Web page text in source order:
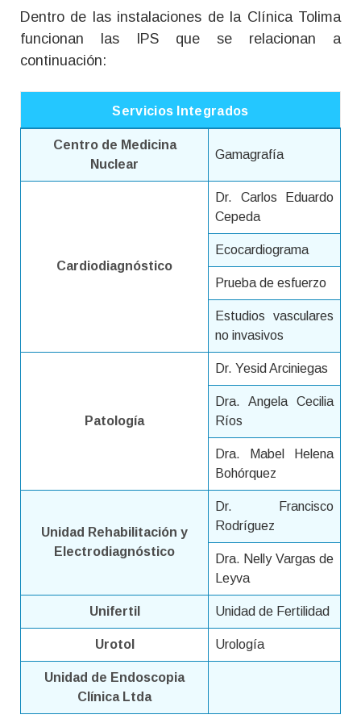
Dentro de las instalaciones de la Clínica Tolima
funcionan las IPS que se relacionan a
continuación:
Servicios Integrados
Centro de Medicina
Nuclear
Gamagrafía
Cardiodiagnóstico
Dr. Carlos Eduardo
Cepeda
Ecocardiograma
Prueba de esfuerzo
Estudios vasculares
no invasivos
Patología
Dr. Yesid Arciniegas
Dra. Angela Cecilia
Ríos
Dra. Mabel Helena
Bohórquez
Unidad Rehabilitación y
Electrodiagnóstico
Dr. Francisco
Rodríguez
Dra. Nelly Vargas de
Leyva
Unifertil Unidad de Fertilidad
Urotol Urología
Unidad de Endoscopia
Clínica Ltda